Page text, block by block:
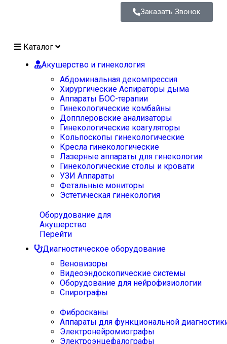
Заказать Звонок
Каталог
Акушерство и гинекология
Абдоминальная декомпрессия
Хирургические Аспираторы дыма
Аппараты БОС-терапии
Гинекологические комбайны
Допплеровские анализаторы
Гинекологические коагуляторы
Кольпоскопы гинекологические
Кресла гинекологические
Лазерные аппараты для гинекологии
Гинекологические столы и кровати
УЗИ Аппараты
Фетальные мониторы
Эстетическая гинекология
Оборудование для
Акушерство
Перейти
Диагностическое оборудование
Веновизоры
Видеоэндоскопические системы
Оборудование для нейрофизиологии
Спирографы
Фибросканы
Аппараты для функциональной
Электронейромиографы
Электроэнцефалографы